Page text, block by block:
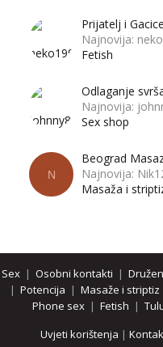
Prijatelj i Gacice
Najnovija:
Fetish
Odlaganje
Najnovija:
Sex shop
N
Beograd
Najnovija:
Masaža i
Sex| Osobni kontakti |
| Potencija | Masaže i striptiz
Phone sex| Fetish |
Uvjeti korištenja |